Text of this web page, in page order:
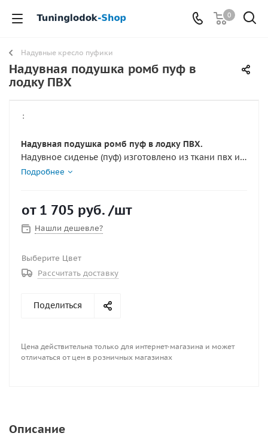
0
Надувные кресло пуфики
Надувная подушка ромб пуф в
лодку ПВХ
:
Надувная подушка ромб пуф в лодку ПВХ.
Надувное сиденье (пуф) изготовлено из ткани пвх и
предназначено как дополнительное место в лодке.
Подробнее
от 1 705 руб. /шт
Нашли дешевле?
Выберите Цвет
Рассчитать доставку
Поделиться
Цена действительна только для интернет-магазина и может
отличаться от цен в розничных магазинах
Описание